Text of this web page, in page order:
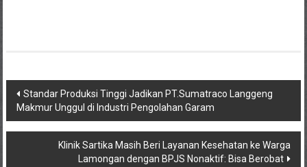
Navigasi
pos
Standar Produksi Tinggi Jadikan PT.Sumatraco Langgeng
Makmur Unggul di Industri Pengolahan Garam
Klinik Sartika Masih Beri Layanan Kesehatan ke Warga
Lamongan dengan BPJS Nonaktif: Bisa Berobat